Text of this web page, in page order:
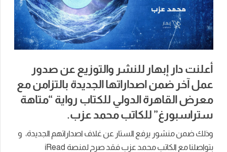
أعلنت دار إبهار للنشر والتوزيع عن صدور
عمل آخر ضمن اصداراتها الجديدة بالتزامن مع
معرض القاهرة الدولي للكتاب رواية “متاهة
ستراسبورغ” للكاتب محمد عزب.
وذلك ضمن منشور يرفع الستار عن غلاف اصداراتهم الجديدة، و
بتواصلنا مع الكاتب محمد عزب فقد صرح لمنصة iRead